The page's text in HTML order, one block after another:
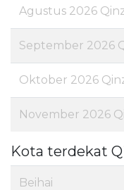
Agustus 2026
September 2026
Oktober 2026
November 2026
Kota terdekat
Beihai